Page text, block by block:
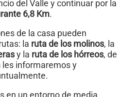
del Valle y continuar por la
6,8 Km.
de la casa pueden
la ruta de los molinos, la
y la ruta de los hórreos, de
les informaremos y
en un entorno de media